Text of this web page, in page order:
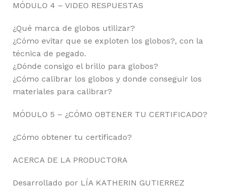
MÓDULO 4 – VIDEO RESPUESTAS
¿Qué marca de globos utilizar?
¿Cómo evitar que se exploten los globos?, con la
técnica de pegado.
¿Dónde consigo el brillo para globos?
¿Cómo calibrar los globos y donde conseguir los
materiales para calibrar?
MÓDULO 5 – ¿CÓMO OBTENER TU CERTIFICADO?
¿Cómo obtener tu certificado?
ACERCA DE LA PRODUCTORA
Desarrollado por LÍA KATHERIN GUTIERREZ